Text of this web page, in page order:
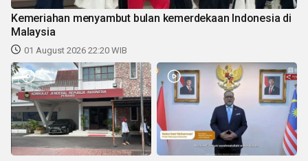
Kemeriahan menyambut bulan kemerdekaan Indonesia di
Malaysia
01 August 2026 22:20 WIB